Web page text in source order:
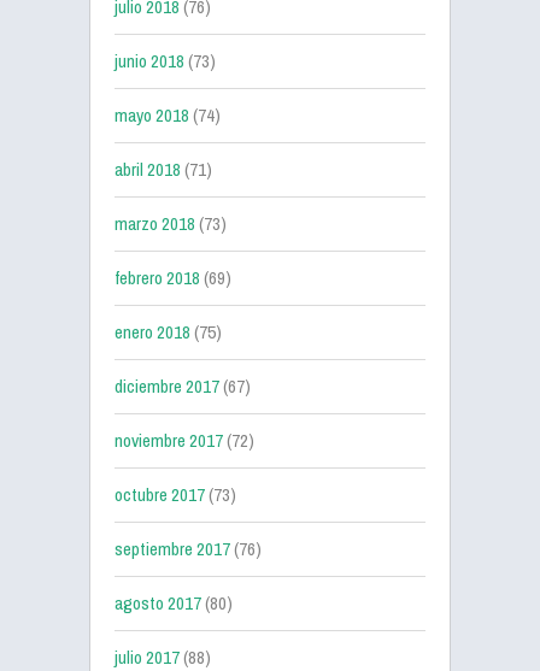
julio 2018(76)
junio 2018(73)
mayo 2018(74)
abril 2018(71)
marzo 2018(73)
febrero 2018(69)
enero 2018(75)
diciembre 2017(67)
noviembre 2017(72)
octubre 2017(73)
septiembre 2017(76)
agosto 2017(80)
julio 2017(88)